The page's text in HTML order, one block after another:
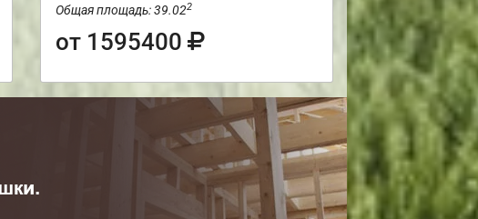
Общая площадь: 39.022
от 1595400